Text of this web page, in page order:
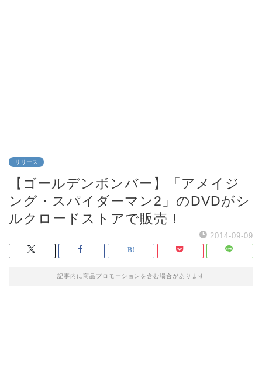
リリース
【ゴールデンボンバー】「アメイジ
ング・スパイダーマン2」のDVDがシ
ルクロードストアで販売！
2014-09-09
記事内に商品プロモーションを含む場合があります